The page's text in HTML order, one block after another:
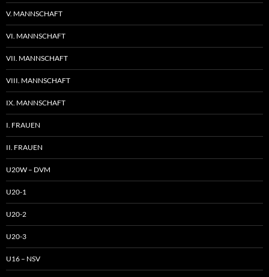
V. MANNSCHAFT
VI. MANNSCHAFT
VII. MANNSCHAFT
VIII. MANNSCHAFT
IX. MANNSCHAFT
I. FRAUEN
II. FRAUEN
U20W – DVM
U20-1
U20-2
U20-3
U16 – NSV